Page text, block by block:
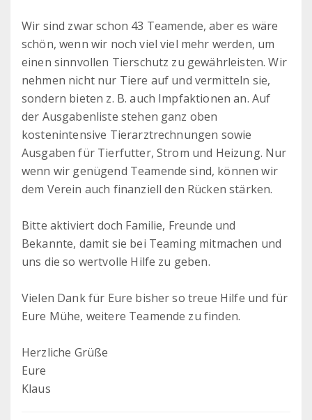
Wir sind zwar schon 43 Teamende, aber es wäre
schön, wenn wir noch viel viel mehr werden, um
einen sinnvollen Tierschutz zu gewährleisten. Wir
nehmen nicht nur Tiere auf und vermitteln sie,
sondern bieten z. B. auch Impfaktionen an. Auf
der Ausgabenliste stehen ganz oben
kostenintensive Tierarztrechnungen sowie
Ausgaben für Tierfutter, Strom und Heizung. Nur
wenn wir genügend Teamende sind, können wir
dem Verein auch finanziell den Rücken stärken.
Bitte aktiviert doch Familie, Freunde und
Bekannte, damit sie bei Teaming mitmachen und
uns die so wertvolle Hilfe zu geben.
Vielen Dank für Eure bisher so treue Hilfe und für
Eure Mühe, weitere Teamende zu finden.
Herzliche Grüße
Eure
Klaus